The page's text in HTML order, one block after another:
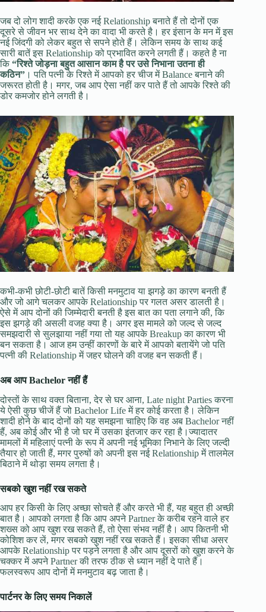
जब दो लोग शादी करके एक नई Relationship बनाते हैं तो दोनों एक
दूसरे से जीवन भर साथ देने का वादा भी करते है। हर इंसान के मन में इस
नई जिंदगी को लेकर बहुत से सपने होते हैं। लेकिन समय के साथ कई
सारी बातें इस Relationship को प्रभावित करने लगती हैं। कहते है ना
कि “रिश्ते जोड़ना बहुत आसान काम है पर उसे निभाना उतना ही
कठिन” । पति पत्नी के रिश्ते में आपको हर चीज में Balance बनाने की
जरूरत होती है। मगर, जब आप ऐसा नहीं कर पाते हैं तो आपके रिश्ते की
डोर कमजोर होने लगती है।
कभी-कभी छोटी-छोटी बातें किसी मनमुटाव या झगड़े का कारण बनती हैं
और जो आगे चलकर आपके Relationship पर गलत असर डालती है।
ऐसे में आप दोनों की जिम्मेदारी बनती है इस बात का पता लगाने की, कि
इस झगड़े की असली वजह क्या है। अगर इस मामले को जल्द से जल्द
समझदारी से सुलझाया नहीं गया तो यह आपके Breakup का कारण भी
बन सकता है। आज हम उन्हीं कारणों के बारे में आपको बतायेंगे जो पति
पत्नी की Relationship में जहर घोलने की वजह बन सकती हैं।
अब आप Bachelor नहीं हैं
दोस्तों के साथ वक्त बिताना, देर से घर आना, Late night Parties करना
ये ऐसी कुछ चीजें हैं जो Bachelor Life में हर कोई करता है। लेकिन
शादी होने के बाद दोनों को यह समझना चाहिए कि वह अब Bachelor नहीं
हैं, अब कोई और भी है जो घर में उसका इंतजार कर रहा है।ज्यादातर
मामलों में महिलाएं पत्नी के रूप में अपनी नई भूमिका निभाने के लिए जल्दी
तैयार हो जाती हैं, मगर पुरुषों को अपनी इस नई Relationship में तालमेल
बिठाने में थोड़ा समय लगता है।
सबको खुश नहीं रख सकते
आप हर किसी के लिए अच्छा सोचते हैं और करते भी हैं, यह बहुत ही अच्छी
बात है। आपको लगता है कि आप अपने Partner के करीब रहने वाले हर
शख्स को आप खुश रख सकते हैं, तो ऐसा संभव नहीं है। आप कितनी भी
कोशिश कर लें, मगर सबको खुश नहीं रख सकते हैं। इसका सीधा असर
आपके Relationship पर पड़ने लगता है और आप दूसरों को खुश करने के
चक्कर में अपने Partner की तरफ ठीक से ध्यान नहीं दे पाते हैं।
फलस्वरूप आप दोनों में मनमुटाव बढ़ जाता है।
पार्टनर के लिए समय निकालें